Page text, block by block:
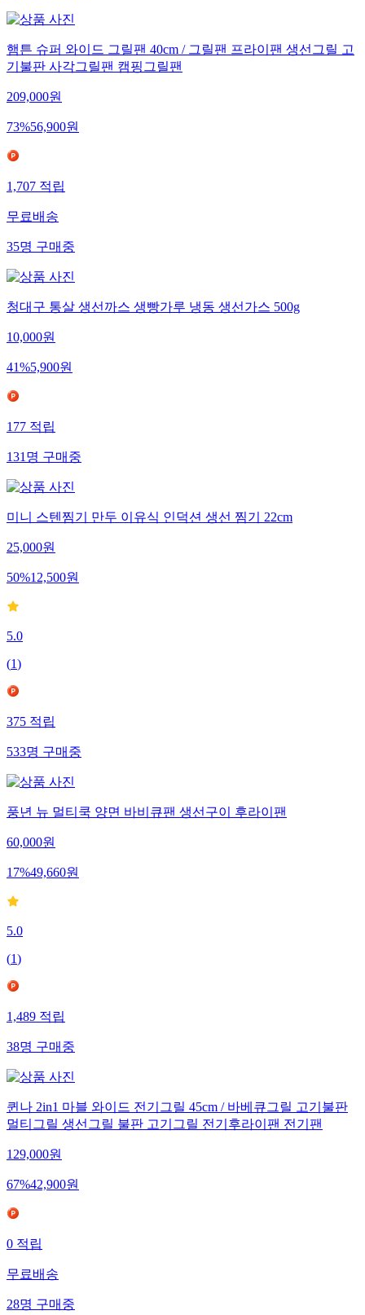
햄튼 슈퍼 와이드 그릴팬 40cm / 그릴팬 프라이팬 생선그릴 고
기불판 사각그릴팬 캠핑그릴팬
209,000원
73%56,900원
1,707적립
무료배송
35명구매중
청대구 통살 생선까스 생빵가루 냉동 생선가스 500g
10,000원
41%5,900원
177적립
131명구매중
미니 스텐찜기 만두 이유식 인덕션 생선 찜기 22cm
25,000원
50%12,500원
5.0
(1)
375적립
533명구매중
풍년 뉴 멀티쿡 양면 바비큐팬 생선구이 후라이팬
60,000원
17%49,660원
5.0
(1)
1,489적립
38명구매중
퀸나 2in1 마블 와이드 전기그릴 45cm / 바베큐그릴 고기불판
멀티그릴 생선그릴 불판 고기그릴 전기후라이팬 전기팬
129,000원
67%42,900원
0적립
무료배송
28명구매중